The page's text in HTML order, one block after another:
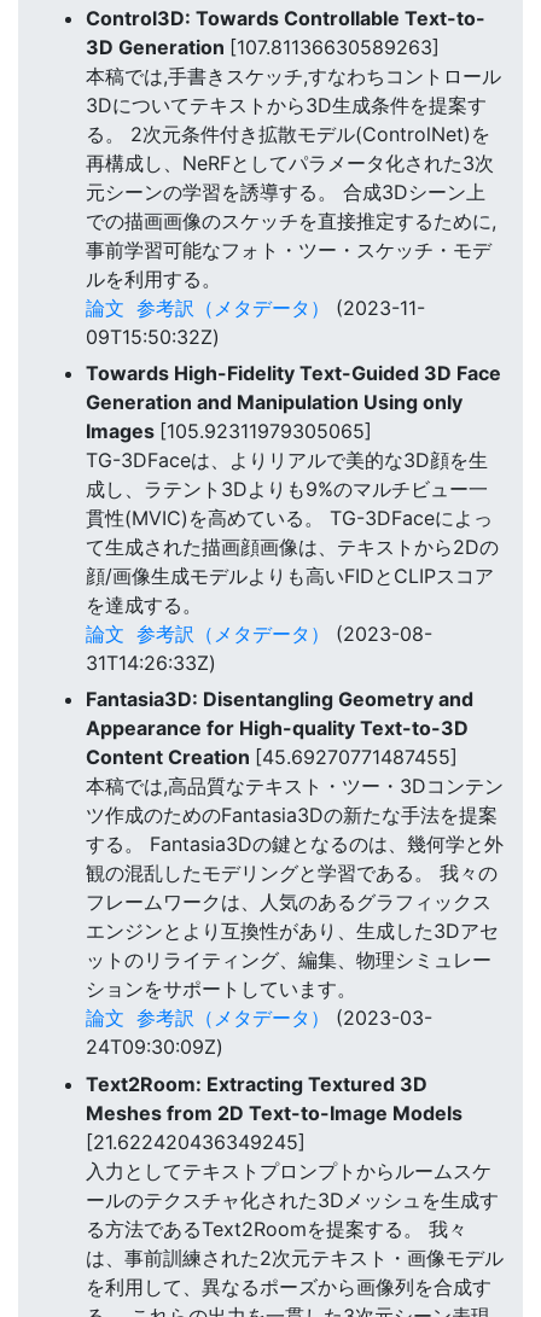
Control3D: Towards Controllable Text-to-
3D Generation [107.81136630589263]
本稿では,手書きスケッチ,すなわちコントロール
3Dについてテキストから3D生成条件を提案す
る。 2次元条件付き拡散モデル(ControlNet)を
再構成し、NeRFとしてパラメータ化された3次
元シーンの学習を誘導する。 合成3Dシーン上
での描画画像のスケッチを直接推定するために,
事前学習可能なフォト・ツー・スケッチ・モデ
ルを利用する。
論文 参考訳（メタデータ）
(2023-11-
09T15:50:32Z)
Towards High-Fidelity Text-Guided 3D Face
Generation and Manipulation Using only
Images [105.92311979305065]
TG-3DFaceは、よりリアルで美的な3D顔を生
成し、ラテント3Dよりも9%のマルチビュー一
貫性(MVIC)を高めている。 TG-3DFaceによっ
て生成された描画顔画像は、テキストから2Dの
顔/画像生成モデルよりも高いFIDとCLIPスコア
を達成する。
論文 参考訳（メタデータ）
(2023-08-
31T14:26:33Z)
Fantasia3D: Disentangling Geometry and
Appearance for High-quality Text-to-3D
Content Creation [45.69270771487455]
本稿では,高品質なテキスト・ツー・3Dコンテン
ツ作成のためのFantasia3Dの新たな手法を提案
する。 Fantasia3Dの鍵となるのは、幾何学と外
観の混乱したモデリングと学習である。 我々の
フレームワークは、人気のあるグラフィックス
エンジンとより互換性があり、生成した3Dアセ
ットのリライティング、編集、物理シミュレー
ションをサポートしています。
論文 参考訳（メタデータ）
(2023-03-
24T09:30:09Z)
Text2Room: Extracting Textured 3D
Meshes from 2D Text-to-Image Models
[21.622420436349245]
入力としてテキストプロンプトからルームスケ
ールのテクスチャ化された3Dメッシュを生成す
る方法であるText2Roomを提案する。 我々
は、事前訓練された2次元テキスト・画像モデル
を利用して、異なるポーズから画像列を合成す